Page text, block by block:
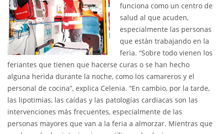
funciona como un centro de
salud al que acuden,
especialmente las personas
que están trabajando en la
feria. “Sobre todo vienen los
feriantes que tienen que hacerse curas o se han hecho
alguna herida durante la noche, como los camareros y el
personal de cocina”, explica Celenia. “En cambio, por la tarde,
las lipotimias, las caídas y las patologías cardiacas son las
intervenciones más frecuentes, especialmente de las
personas mayores que van a la feria a almorzar. Mientras que